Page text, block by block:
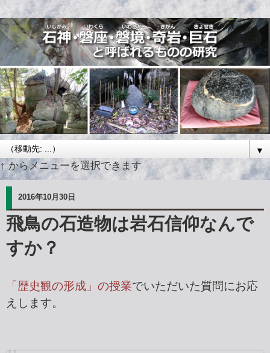
▼
↑ からメニューを選択できます
2016年10月30日
飛鳥の石造物は岩石信仰なんで
すか？
「歴史観の形成」の授業でいただいた質問にお応
えします。